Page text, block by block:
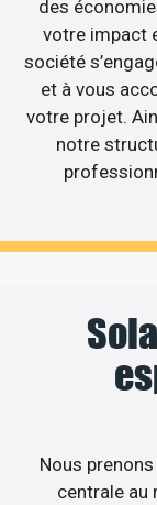
des
votre impact
société
et à vous
votre projet.
notre
Nous
centrale au